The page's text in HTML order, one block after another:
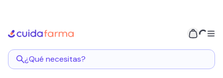
¿Qué necesitas?
Inicio Mundo Dermo